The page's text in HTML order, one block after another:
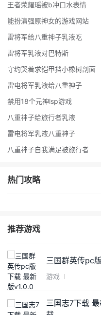
王者荣耀瑶被b冲口水表情
能扮演强原神女的游戏网站
雷将军给八重神子乳液吃
雷将军乳液对巴特斯
守约哭着求铠甲挡小橡树剖面
雷电将军乳液给八重神子
禁用18个元神lsp游戏
八重神子给旅行者乳液
雷电将军乳液八重神子
八重神子自我满足被旅行者
热门攻略
推荐游戏
三国群英传pc
游戏
三国志7下载